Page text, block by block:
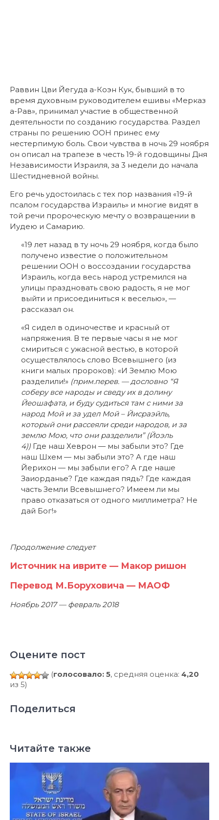
Раввин Цви Йегуда а-Коэн Кук, бывший в то
время духовным руководителем ешивы «Мерказ
а-Рав», принимал участие в общественной
деятельности по созданию государства. Раздел
страны по решению ООН принес ему
нестерпимую боль. Свои чувства в ночь 29 ноября
он описал на трапезе в честь 19-й годовщины Дня
Независимости Израиля, за 3 недели до начала
Шестидневной войны.
Его речь удостоилась с тех пор названия «19-й
псалом государства Израиль» и многие видят в
той речи пророческую мечту о возвращении в
Иудею и Самарию.
«19 лет назад в ту ночь 29 ноября, когда было
получено известие о положительном
решении ООН о воссоздании государства
Израиль, когда весь народ устремился на
улицы праздновать свою радость, я не мог
выйти и присоединиться к веселью», —
рассказал он.
«Я сидел в одиночестве и красный от
напряжения. В те первые часы я не мог
смириться с ужасной вестью, в которой
осуществлялось слово Всевышнего (из
книги малых пророков): «И Землю Мою
разделили!» (прим.перев. — дословно “Я
соберу все народы и сведу их в долину
Йеошафата, и буду судиться там с ними за
народ Мой и за удел Мой – Йисраэйль,
который они рассеяли среди народов, и за
землю Мою, что они разделили” (Йоэль
4)) Где наш Хеврон — мы забыли это? Где
наш Шхем — мы забыли это? А где наш
Йерихон — мы забыли его? А где наше
Заиорданье? Где каждая пядь? Где каждая
часть Земли Всевышнего? Имеем ли мы
право отказаться от одного миллиметра? Не
дай Бог!»
Продолжение следует
Источник на иврите — Макор ришон
Перевод М.Боруховича — МАОФ
Ноябрь 2017 — февраль 2018
Оцените пост
(голосовало: 5, средняя оценка: 4,20
из 5)
Поделиться
Читайте также